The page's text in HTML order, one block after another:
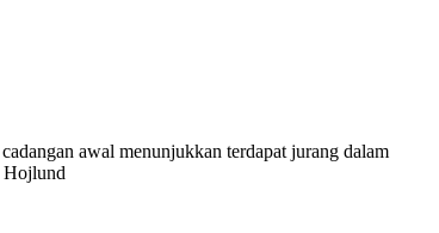
awal menunjukkan terdapat jurang dalam
Hojlund